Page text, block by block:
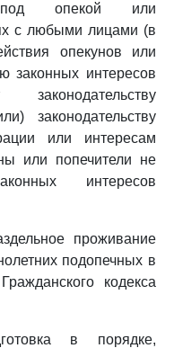
под опекой или
с любыми лицами (в
опекунов или
законных интересов
законодательству
законодательству
или интересам
или попечители не
интересов
проживание
подопечных в
кодекса
в порядке,